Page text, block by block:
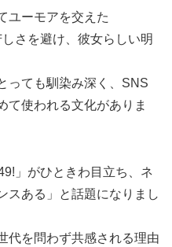
ユーモアを交えた
さを避け、彼女らしい明
っても馴染み深く、SNS
て使われる文化がありま
」がひときわ目立ち、ネ
スある」と話題になりまし
代を問わず共感される理由